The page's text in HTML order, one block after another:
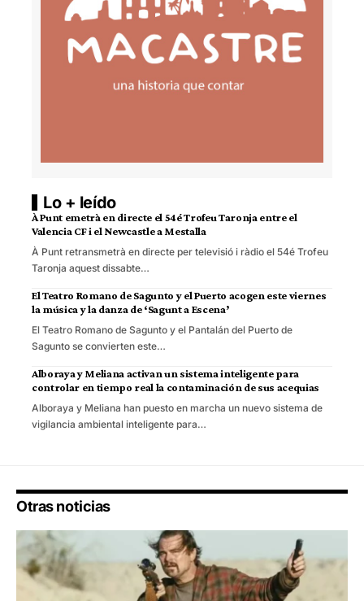
Lo + leído
À Punt emetrà en directe el 54é Trofeu Taronja entre el
Valencia CF i el Newcastle a Mestalla
À Punt retransmetrà en directe per televisió i ràdio el 54é Trofeu
Taronja aquest dissabte…
El Teatro Romano de Sagunto y el Puerto acogen este viernes
la música y la danza de ‘Sagunt a Escena’
El Teatro Romano de Sagunto y el Pantalán del Puerto de
Sagunto se convierten este…
Alboraya y Meliana activan un sistema inteligente para
controlar en tiempo real la contaminación de sus acequias
Alboraya y Meliana han puesto en marcha un nuevo sistema de
vigilancia ambiental inteligente para…
Otras noticias